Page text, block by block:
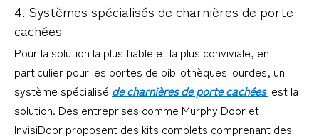
4. Systèmes spécialisés de charnières de porte
cachées
Pour la solution la plus fiable et la plus conviviale, en
particulier pour les portes de bibliothèques lourdes, un
système spécialisé de charnières de porte cachées est la
solution. Des entreprises comme Murphy Door et
InvisiDoor proposent des kits complets comprenant des